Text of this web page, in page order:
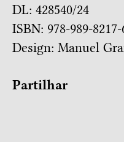
DL: 428540/24
ISBN: 978-989-8217-
Design: Manuel
Partilhar